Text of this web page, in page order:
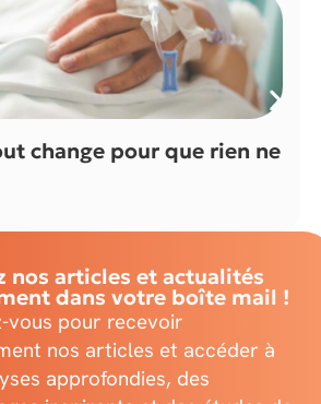
change pour que rien ne
nos articles et actualités
dans votre boîte mail !
vous pour recevoir
nos articles et accéder à
approfondies, des